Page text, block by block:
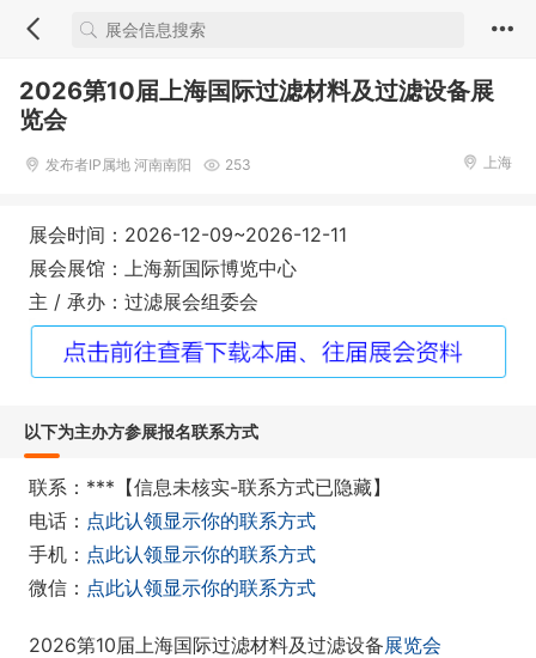
2026第10届上海国际过滤材料及过滤设备展
览会
发布者IP属地 河南南阳 253 上海
展会时间：2026-12-09~2026-12-11
展会展馆：上海新国际博览中心
主 / 承办：过滤展会组委会
以下为主办方参展报名联系方式
联系：***【信息未核实-联系方式已隐藏】
电话： 点此认领显示你的联系方式
手机： 点此认领显示你的联系方式
微信： 点此认领显示你的联系方式
2026第10届上海国际过滤材料及过滤设备展览会